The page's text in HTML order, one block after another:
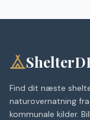
Find dit næste
naturovernatning
kommunale kilder.